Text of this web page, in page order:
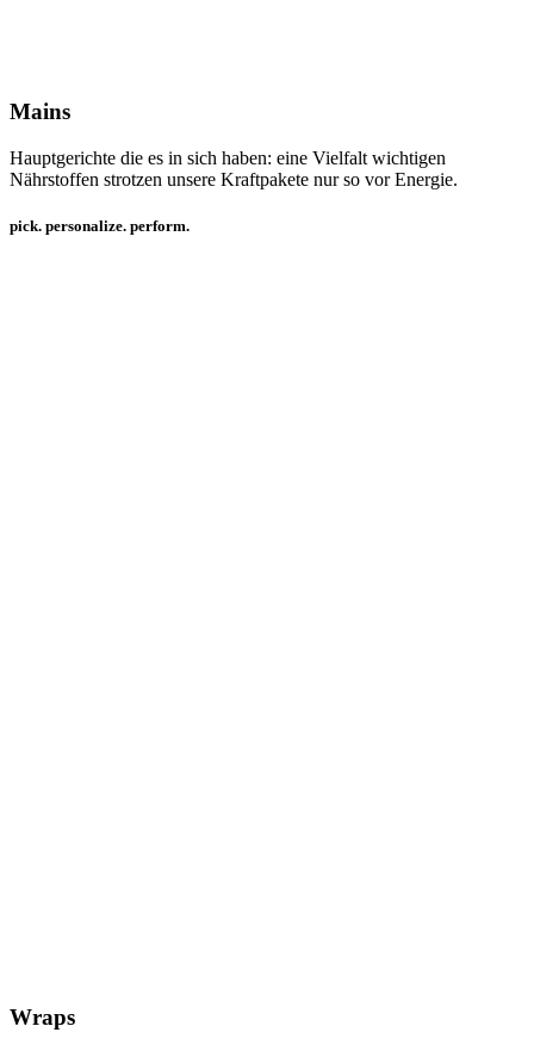
Mains
Hauptgerichte die es in sich haben: eine Vielfalt wichtigen
Nährstoffen strotzen unsere Kraftpakete nur so vor Energie.
pick. personalize. perform.
Wraps